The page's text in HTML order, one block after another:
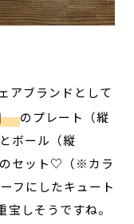
アブランドとして
のプレート（縦
ボール（縦
セット♡（※カラ
フにしたキュート
しそうですね。